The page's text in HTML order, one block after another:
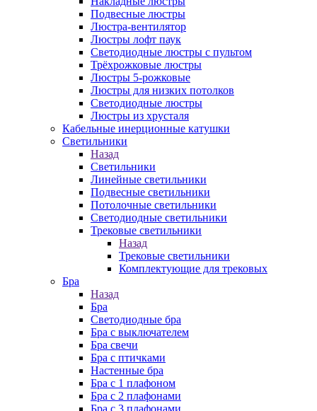
Подвесные люстры
Люстра-вентилятор
Люстры лофт паук
Светодиодные люстры с пультом
Трёхрожковые люстры
Люстры 5-рожковые
Люстры для низких потолков
Cветодиодные люстры
Люстры из хрусталя
Кабельные инерционные катушки
Светильники
Назад
Светильники
Линейные светильники
Подвесные светильники
Потолочные светильники
Светодиодные светильники
Трековые светильники
Назад
Трековые светильники
Комплектующие для трековых
Бра
Назад
Бра
Светодиодные бра
Бра с выключателем
Бра свечи
Бра с птичками
Настенные бра
Бра с 1 плафоном
Бра с 2 плафонами
Бра с 3 плафонами